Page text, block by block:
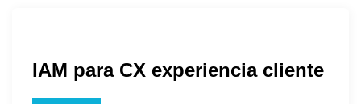
IAM para CX experiencia cliente